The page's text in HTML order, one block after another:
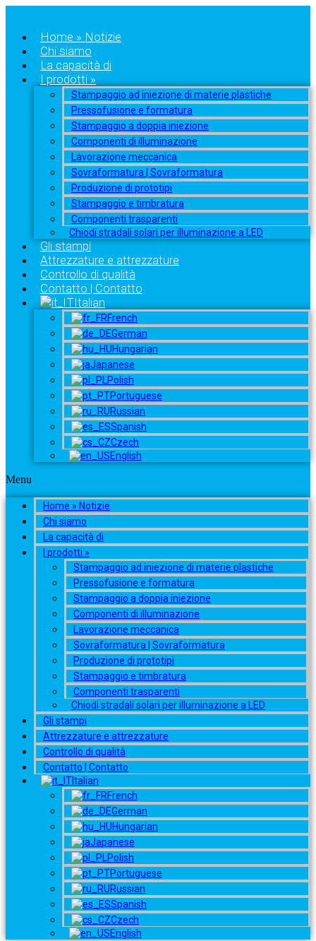
Home » Notizie
Chi siamo
La capacità di
I prodotti »
Stampaggio ad iniezione di materie plastiche
Pressofusione e formatura
Stampaggio a doppia iniezione
Componenti di illuminazione
Lavorazione meccanica
Sovraformatura | Sovraformatura
Produzione di prototipi
Stampaggio e timbratura
Componenti trasparenti
Chiodi stradali solari per illuminazione a LED
Gli stampi
Attrezzature e attrezzature
Controllo di qualità
Contatto | Contatto
Italian
French
German
Hungarian
Japanese
Polish
Portuguese
Russian
Spanish
Czech
English
Menu
Home » Notizie
Chi siamo
La capacità di
I prodotti »
Stampaggio ad iniezione di materie plastiche
Pressofusione e formatura
Stampaggio a doppia iniezione
Componenti di illuminazione
Lavorazione meccanica
Sovraformatura | Sovraformatura
Produzione di prototipi
Stampaggio e timbratura
Componenti trasparenti
Chiodi stradali solari per illuminazione a LED
Gli stampi
Attrezzature e attrezzature
Controllo di qualità
Contatto | Contatto
Italian
French
German
Hungarian
Japanese
Polish
Portuguese
Russian
Spanish
Czech
English